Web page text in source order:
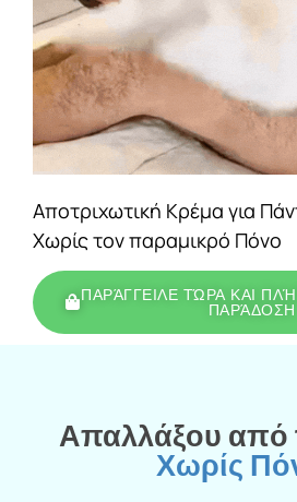
Αποτριχωτική Κρέμα για
Χωρίς τον παραμικρό Πόνο
ΠΑΡΆΓΓΕΙΛΕ ΤΏΡΑ ΚΑΙ
ΠΑΡΆΔΟΣΗ
Απαλλάξου από
Χωρίς